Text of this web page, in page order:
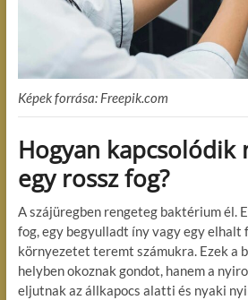
Képek forrása: Freepik.com
Hogyan kapcsolódik
egy rossz fog?
A szájüregben rengeteg baktérium él.
fog, egy begyulladt íny vagy egy elhalt
környezetet teremt számukra. Ezek a
helyben okoznak gondot, hanem a
eljutnak az állkapocs alatti és nyaki